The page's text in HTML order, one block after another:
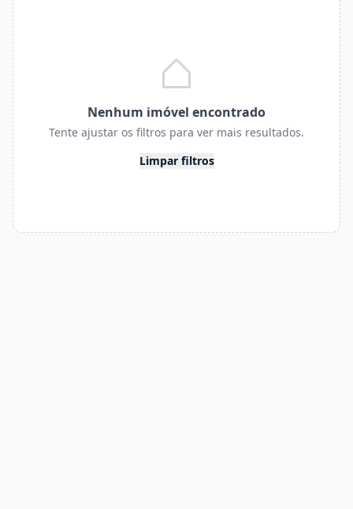
Nenhum imóvel encontrado
Tente ajustar os filtros para ver mais resultados.
Limpar filtros